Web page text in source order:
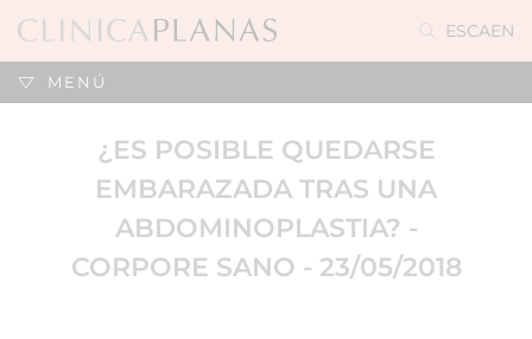
ESCAEN
MENÚ
¿ES POSIBLE QUEDARSE
EMBARAZADA TRAS UNA
ABDOMINOPLASTIA? -
CORPORE SANO - 23/05/2018